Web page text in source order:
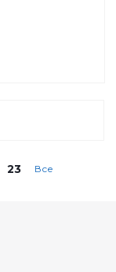
23 Все